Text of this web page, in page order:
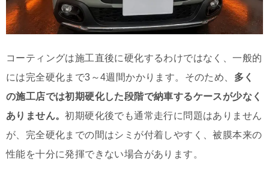
コーティングは施工直後に硬化するわけではなく、一般的
には完全硬化まで3～4週間かかります。そのため、 多く
の施工店では初期硬化した段階で納車するケースが少なく
ありません。初期硬化後でも通常走行に問題はありません
が、完全硬化までの間はシミが付着しやすく、被膜本来の
性能を十分に発揮できない場合があります。